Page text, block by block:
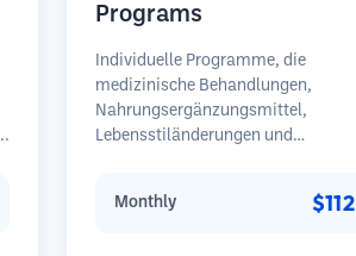
Programs
Individuelle Programme, die
medizinische Behandlungen,
Nahrungsergänzungsmittel,
Lebensstiländerungen und
Haarausfalls kombinieren.
Monthly $112